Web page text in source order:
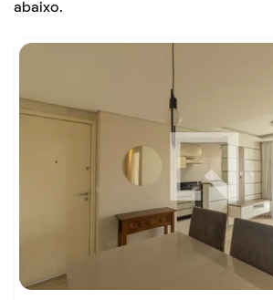
abaixo.